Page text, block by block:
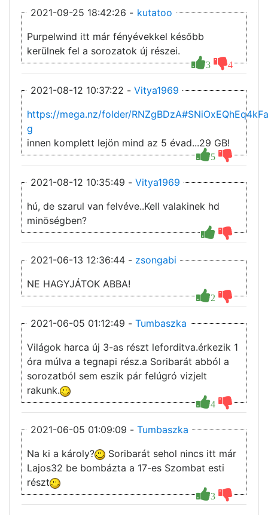
2021-09-25 18:42:26 - kutatoo
3 4
Purpelwind itt már fényévekkel később
kerülnek fel a sorozatok új részei.
2021-08-12 10:37:22 - Vitya1969
5
https://mega.nz/folder/
g
innen komplett lejön mind az 5 évad...29 GB!
2021-08-12 10:35:49 - Vitya1969
hú, de szarul van felvéve..Kell valakinek hd
minöségben?
2021-06-13 12:36:44 - zsongabi
2
NE HAGYJÁTOK ABBA!
2021-06-05 01:12:49 - Tumbaszka
4
Világok harca új 3-as részt leforditva.érkezik 1
óra múlva a tegnapi rész.a Soribarát abból a
sorozatból sem eszik pár felúgró vizjelt
rakunk.
2021-06-05 01:09:09 - Tumbaszka
3
Na ki a károly?
Soribarát sehol nincs itt már
Lajos32 be bombázta a 17-es Szombat esti
részt